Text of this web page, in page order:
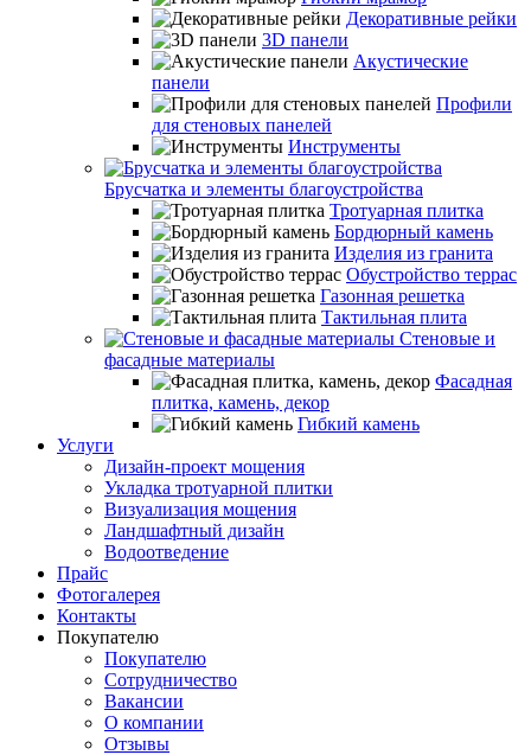
Декоративные рейки
3D панели
Акустические
панели
Профили
для стеновых панелей
Инструменты
Брусчатка и элементы благоустройства
Тротуарная плитка
Бордюрный камень
Изделия из гранита
Обустройство террас
Газонная решетка
Тактильная плита
Стеновые и
фасадные материалы
Фасадная
плитка, камень, декор
Гибкий камень
Услуги
Дизайн-проект мощения
Укладка тротуарной плитки
Визуализация мощения
Ландшафтный дизайн
Водоотведение
Прайс
Фотогалерея
Контакты
Покупателю
Покупателю
Сотрудничество
Вакансии
О компании
Отзывы